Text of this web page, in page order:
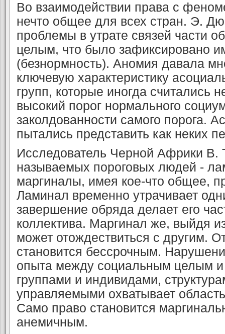
Во взаимодействии права с
нечто общее для всех стран. Э.
проблемы в утрате связей части
целым, что было зафиксировано
(безнормность). Аномия давала
ключевую характеристику
групп, которые иногда считались
высокий порог нормального
заколдованности самого порога.
пытались представить как неких
Исследователь Черной Африки В.
называемых пороговых людей -
маргиналы, имея кое-что общее,
Ламинал временно утрачивает
завершение обряда делает его
коллектива. Маргинал же, выйдя
может отождествиться с другим.
становится бессрочным.
опыта между социальным целым и
груп­пами и индивидами,
управляемыми охватыва­ет
Само право становится
анемичным.